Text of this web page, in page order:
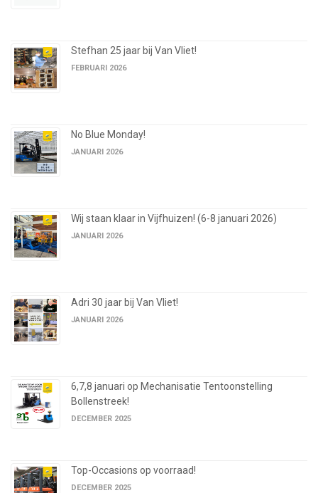
Stefhan 25 jaar bij Van Vliet!
FEBRUARI 2026
No Blue Monday!
JANUARI 2026
Wij staan klaar in Vijfhuizen! (6-8 januari 2026)
JANUARI 2026
Adri 30 jaar bij Van Vliet!
JANUARI 2026
6,7,8 januari op Mechanisatie Tentoonstelling
Bollenstreek!
DECEMBER 2025
Top-Occasions op voorraad!
DECEMBER 2025